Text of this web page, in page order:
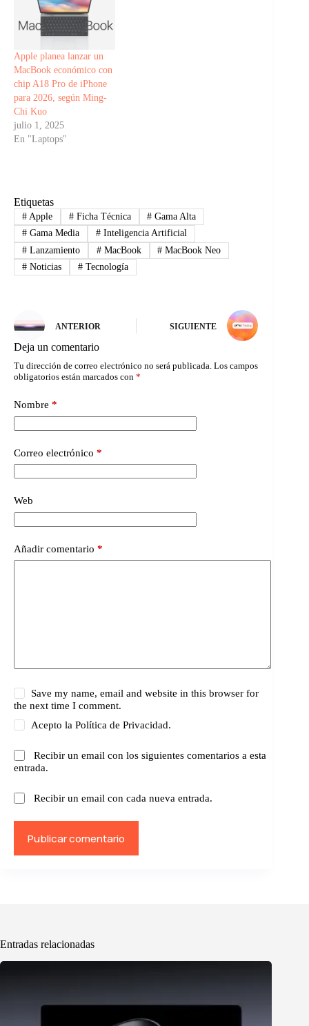
Apple planea lanzar un
MacBook económico con
chip A18 Pro de iPhone
para 2026, según Ming-
Chi Kuo
julio 1, 2025
En "Laptops"
Etiquetas
#Apple #Ficha Técnica # Gama Alta
#Gama Media #Inteligencia Artificial
#Lanzamiento #MacBook # MacBook Neo
#Noticias #Tecnología
ANTERIOR SIGUIENTE
Deja un comentario
Tu dirección de correo electrónico no será publicada. Los campos
obligatorios están marcados con *
Nombre *
Correo electrónico *
Web
Añadir comentario *
Save my name, email and website in this browser for
the next time I comment.
Acepto laPolítica de Privacidad.
Recibir un email con los siguientes comentarios a esta
entrada.
Recibir un email con cada nueva entrada.
Publicar comentario
Entradas relacionadas